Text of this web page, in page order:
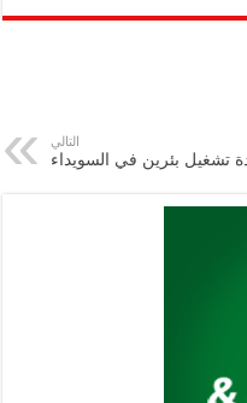
gr
ai
ar
التالي
تشغيل بئرين في السويداء